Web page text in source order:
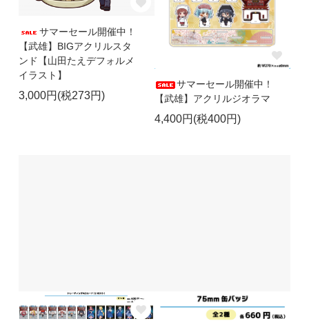
サマーセール開催中！
【武雄】BIGアクリルスタ
ンド【山田たえデフォルメ
イラスト】
3,000円(税273円)
サマーセール開催中！
【武雄】アクリルジオラマ
4,400円(税400円)